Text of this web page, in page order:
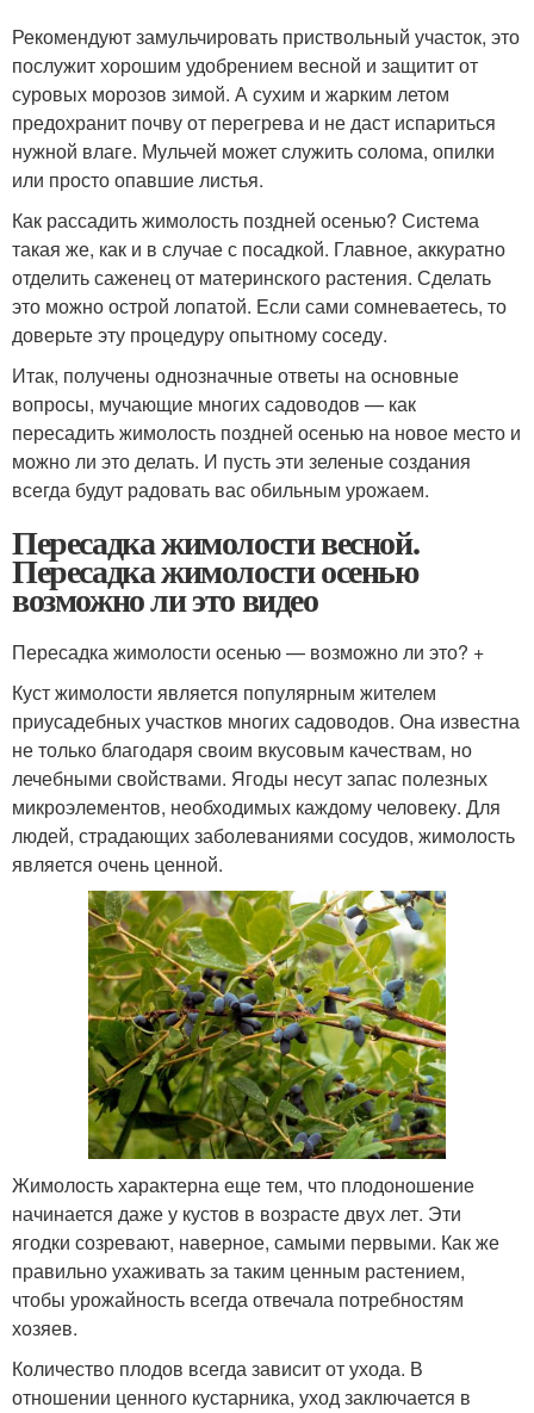
Рекомендуют замульчировать приствольный участок, это
послужит хорошим удобрением весной и защитит от
суровых морозов зимой. А сухим и жарким летом
предохранит почву от перегрева и не даст испариться
нужной влаге. Мульчей может служить солома, опилки
или просто опавшие листья.
Как рассадить жимолость поздней осенью? Система
такая же, как и в случае с посадкой. Главное, аккуратно
отделить саженец от материнского растения. Сделать
это можно острой лопатой. Если сами сомневаетесь, то
доверьте эту процедуру опытному соседу.
Итак, получены однозначные ответы на основные
вопросы, мучающие многих садоводов — как
пересадить жимолость поздней осенью на новое место и
можно ли это делать. И пусть эти зеленые создания
всегда будут радовать вас обильным урожаем.
Пересадка жимолости весной.
Пересадка жимолости осенью
возможно ли это видео
Пересадка жимолости осенью — возможно ли это? +
Куст жимолости является популярным жителем
приусадебных участков многих садоводов. Она известна
не только благодаря своим вкусовым качествам, но
лечебными свойствами. Ягоды несут запас полезных
микроэлементов, необходимых каждому человеку. Для
людей, страдающих заболеваниями сосудов, жимолость
является очень ценной.
Жимолость характерна еще тем, что плодоношение
начинается даже у кустов в возрасте двух лет. Эти
ягодки созревают, наверное, самыми первыми. Как же
правильно ухаживать за таким ценным растением,
чтобы урожайность всегда отвечала потребностям
хозяев.
Количество плодов всегда зависит от ухода. В
отношении ценного кустарника, уход заключается в